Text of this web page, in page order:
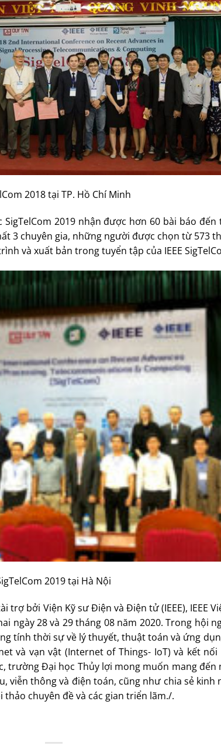
2018 tại TP. Hồ Chí Minh
2019 nhận được hơn 60 bài báo đến
3 chuyên gia, những người được chọn từ 573
và xuất bản trong tuyển tập của IEEE
2019 tại Hà Nội
trợ bởi Viện Kỹ sư Điện và Điện tử (IEEE), IEEE
ngày 28 và 29 tháng 08 năm 2020. Trong hội
tính thời sự về lý thuyết, thuật toán và ứng
và vạn vật (Internet of Things- IoT) và kết
trường Đại học Thủy lợi mong muốn mang
viễn thông và điện toán, cũng như chia sẻ kinh
chuyên đề và các gian triển lãm./.